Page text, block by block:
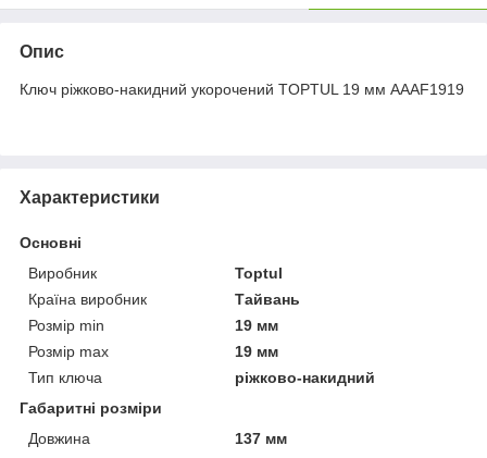
Опис
Ключ ріжково-накидний укорочений TOPTUL 19 мм AAAF1919
Характеристики
Основні
Виробник
Toptul
Країна виробник
Тайвань
Розмір min
19 мм
Розмір max
19 мм
Тип ключа
ріжково-накидний
Габаритні розміри
Довжина
137 мм